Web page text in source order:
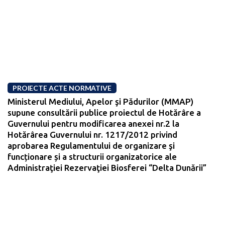
PROIECTE ACTE NORMATIVE
Ministerul Mediului, Apelor şi Pădurilor (MMAP)
supune consultării publice proiectul de Hotărâre a
Guvernului pentru modificarea anexei nr.2 la
Hotărârea Guvernului nr. 1217/2012 privind
aprobarea Regulamentului de organizare şi
funcționare și a structurii organizatorice ale
Administraţiei Rezervaţiei Biosferei “Delta Dunării”